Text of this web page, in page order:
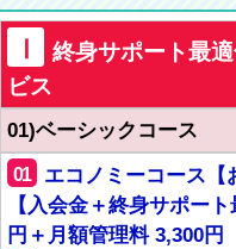
終身サポート最
ビス
01)ベーシックコース
01
エコノミーコース【
【入会金＋終身サポー
円＋月額管理料 3,300円